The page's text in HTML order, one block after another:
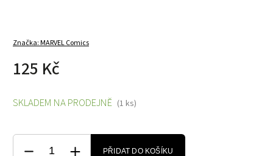
Značka:MARVEL Comics
125 Kč
SKLADEM NA PRODEJNĚ (1 ks)
PŘIDAT DO KOŠÍKU